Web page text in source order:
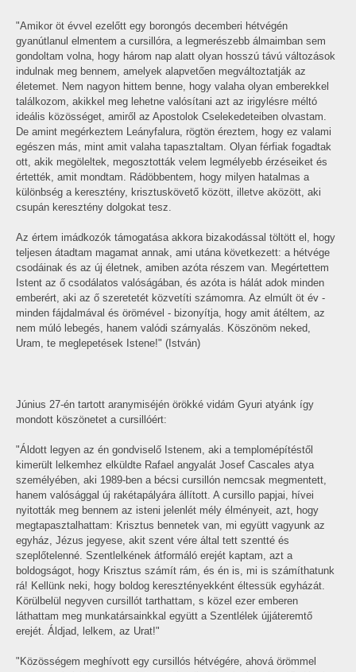
"Amikor öt évvel ezelőtt egy borongós decemberi hétvégén
gyanútlanul elmentem a cursillóra, a legmerészebb álmaimban sem
gondoltam volna, hogy három nap alatt olyan hosszú távú változások
indulnak meg bennem, amelyek alapvetően megváltoztatják az
életemet. Nem nagyon hittem benne, hogy valaha olyan emberekkel
találkozom, akikkel meg lehetne valósítani azt az irigylésre méltó
ideális közösséget, amiről az Apostolok Cselekedeteiben olvastam.
De amint megérkeztem Leányfalura, rögtön éreztem, hogy ez valami
egészen más, mint amit valaha tapasztaltam. Olyan férfiak fogadtak
ott, akik megöleltek, megosztották velem legmélyebb érzéseiket és
értették, amit mondtam. Rádöbbentem, hogy milyen hatalmas a
különbség a keresztény, krisztuskövető között, illetve aközött, aki
csupán keresztény dolgokat tesz.
Az értem imádkozók támogatása akkora bizakodással töltött el, hogy
teljesen átadtam magamat annak, ami utána következett: a hétvége
csodáinak és az új életnek, amiben azóta részem van. Megértettem
Istent az ő csodálatos valóságában, és azóta is hálát adok minden
emberért, aki az ő szeretetét közvetíti számomra. Az elmúlt öt év -
minden fájdalmával és örömével - bizonyítja, hogy amit átéltem, az
nem múló lebegés, hanem valódi szárnyalás. Köszönöm neked,
Uram, te meglepetések Istene!" (István)
Június 27-én tartott aranymiséjén örökké vidám Gyuri atyánk így
mondott köszönetet a cursillóért:
"Áldott legyen az én gondviselő Istenem, aki a templomépítéstől
kimerült lelkemhez elküldte Rafael angyalát Josef Cascales atya
személyében, aki 1989-ben a bécsi cursillón nemcsak megmentett,
hanem valósággal új rakétapályára állított. A cursillo papjai, hívei
nyitották meg bennem az isteni jelenlét mély élményeit, azt, hogy
megtapasztalhattam: Krisztus bennetek van, mi együtt vagyunk az
egyház, Jézus jegyese, akit szent vére által tett szentté és
szeplőtelenné. Szentlelkének átformáló erejét kaptam, azt a
boldogságot, hogy Krisztus számít rám, és én is, mi is számíthatunk
rá! Kellünk neki, hogy boldog keresztényekként éltessük egyházát.
Körülbelül negyven cursillót tarthattam, s közel ezer emberen
láthattam meg munkatársainkkal együtt a Szentlélek újjáteremtő
erejét. Áldjad, lelkem, az Urat!"
"Közösségem meghívott egy cursillós hétvégére, ahová örömmel